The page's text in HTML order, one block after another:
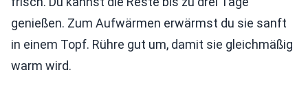
genießen. Zum Aufwärmen erwärmst du sie sanft
in einem Topf. Rühre gut um, damit sie gleichmäßig
warm wird.